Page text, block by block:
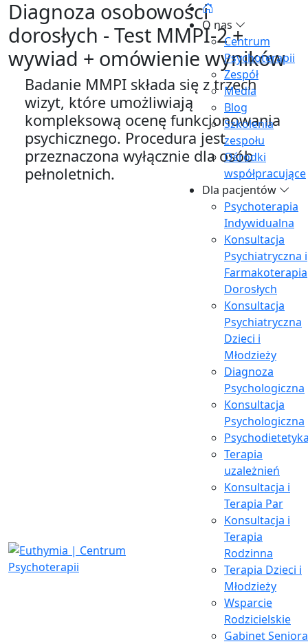
O nas
Centrum
Psychoterapii
Zespół
Media
Blog
Szkolenia
zespołu
Ośrodki
współpracujące
Dla pacjentów
Psychoterapia
Indywidualna
Konsultacja
Psychiatryczna i
Farmakoterapia
Dorosłych
Konsultacja
Psychiatryczna
Dzieci i
Młodzieży
Diagnoza
Psychologiczna
Konsultacja
Psychologiczna
Terapia
uzależnień
Konsultacja i
Terapia Par
Konsultacja i
Terapia
Rodzinna
Terapia Dzieci i
Młodzieży
Wsparcie
Rodzicielskie
Gabinet Seniora
Diagnoza osobowości
dorosłych - Test MMPI-2 +
wywiad + omówienie wyników
Badanie MMPI składa się z trzech
wizyt, które umożliwiają
kompleksową ocenę funkcjonowania
psychicznego. Procedura jest
przeznaczona wyłącznie dla osób
pełnoletnich.